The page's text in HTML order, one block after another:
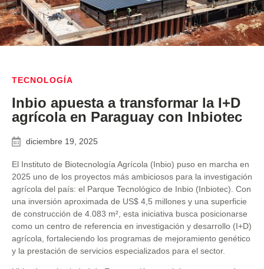
TECNOLOGÍA
Inbio apuesta a transformar la I+D
agrícola en Paraguay con Inbiotec
diciembre 19, 2025
El Instituto de Biotecnología Agrícola (Inbio) puso en marcha en
2025 uno de los proyectos más ambiciosos para la investigación
agrícola del país: el Parque Tecnológico de Inbio (Inbiotec). Con
una inversión aproximada de US$ 4,5 millones y una superficie
de construcción de 4.083 m², esta iniciativa busca posicionarse
como un centro de referencia en investigación y desarrollo (I+D)
agrícola, fortaleciendo los programas de mejoramiento genético
y la prestación de servicios especializados para el sector.